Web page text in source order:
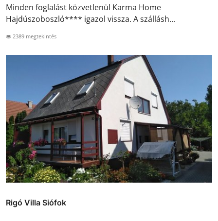
Minden foglalást közvetlenül Karma Home
Hajdúszoboszló**** igazol vissza. A szállásh...
2389 megtekintés
Rigó Villa Siófok